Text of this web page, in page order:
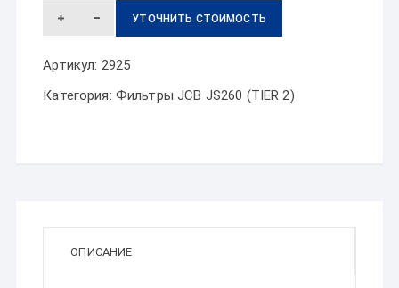
УТОЧНИТЬ СТОИМОСТЬ
Артикул: 2925
Категория: Фильтры JCB JS260 (TIER 2)
ОПИСАНИЕ